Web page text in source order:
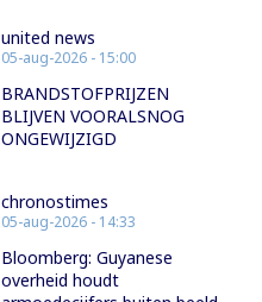
united news
05-aug-2026 - 15:00
BRANDSTOFPRIJZEN
BLIJVEN VOORALSNOG
ONGEWIJZIGD
chronostimes
05-aug-2026 - 14:33
Bloomberg: Guyanese
overheid houdt